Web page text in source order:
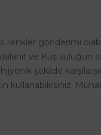
renkler gönderimi
ve Kuş suluğun
şekilde
kullanabilirsiniz.